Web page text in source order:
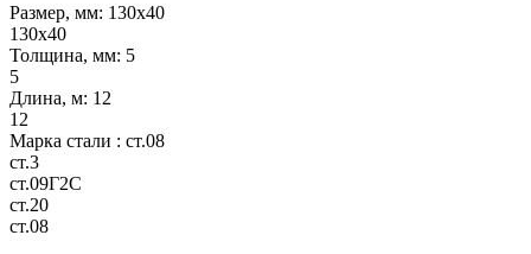
Размер, мм: 130х40
130х40
Толщина, мм: 5
5
Длина, м: 12
12
Марка стали : ст.08
ст.3
ст.09Г2С
ст.20
ст.08